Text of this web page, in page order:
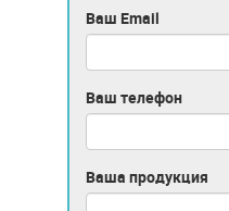
Ваш Email
Ваш телефон
Ваша продукция